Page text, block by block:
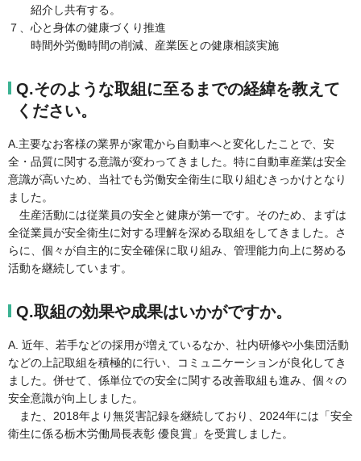
紹介し共有する。
７、心と身体の健康づくり推進
時間外労働時間の削減、産業医との健康相談実施
Q.そのような取組に至るまでの経緯を教えて
ください。
A.主要なお客様の業界が家電から自動車へと変化したことで、安
全・品質に関する意識が変わってきました。特に自動車産業は安全
意識が高いため、当社でも労働安全衛生に取り組むきっかけとなり
ました。
生産活動には従業員の安全と健康が第一です。そのため、まずは
全従業員が安全衛生に対する理解を深める取組をしてきました。さ
らに、個々が自主的に安全確保に取り組み、管理能力向上に努める
活動を継続しています。
Q.取組の効果や成果はいかがですか。
A. 近年、若手などの採用が増えているなか、社内研修や小集団活動
などの上記取組を積極的に行い、コミュニケーションが良化してき
ました。併せて、係単位での安全に関する改善取組も進み、個々の
安全意識が向上しました。
また、2018年より無災害記録を継続しており、2024年には「安全
衛生に係る栃木労働局長表彰 優良賞」を受賞しました。